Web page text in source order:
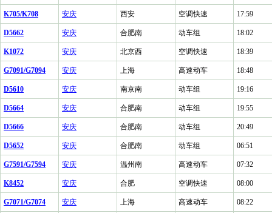
K705/K708 安庆 西安 空调快速 17:59
D5662 安庆 合肥南 动车组 18:02
K1072 安庆 北京西 空调快速 18:39
G7091/G7094 安庆 上海 高速动车 18:48
D5610 安庆 南京南 动车组 19:16
D5664 安庆 合肥南 动车组 19:55
D5666 安庆 合肥南 动车组 20:49
D5652 安庆 合肥南 动车组 06:51
G7591/G7594 安庆 温州南 高速动车 07:32
K8452 安庆 合肥 空调快速 08:00
G7071/G7074 安庆 上海 高速动车 08:22